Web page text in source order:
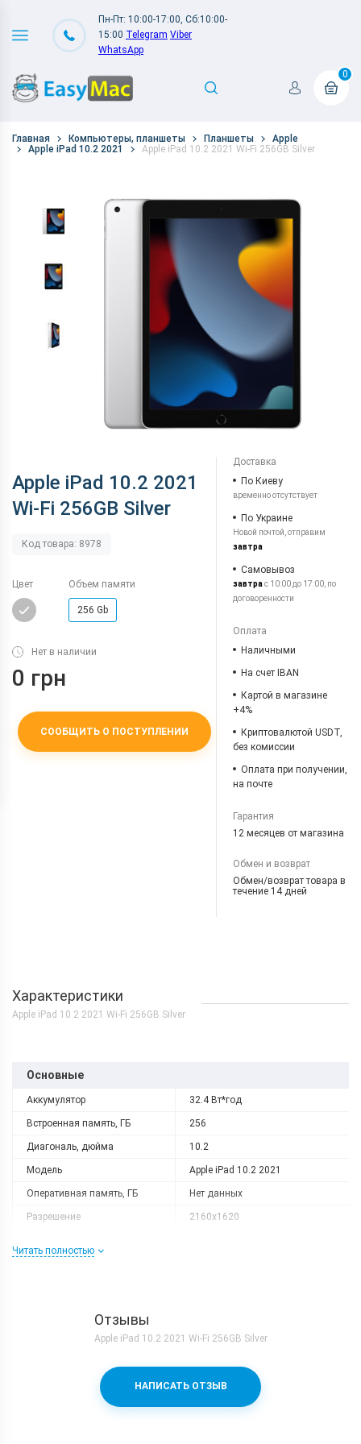
Пн-Пт: 10:00-17:00, Сб:10:00-
15:00 Telegram Viber
WhatsApp
0
Главная Компьютеры, планшеты Планшеты
Apple
Apple iPad 10.2 2021
Apple iPad 10.2 2021 Wi-Fi 256GB Silver
Apple iPad 10.2 2021
Wi-Fi 256GB Silver
Код товара: 8978
Цвет Объем памяти
256 Gb
Нет в наличии
0 грн
СООБЩИТЬ О ПОСТУПЛЕНИИ
Доставка
По Киеву
временно отсутствует
По Украине
Новой почтой, отправим
завтра
Самовывоз
завтрас 10:00 до 17:00, по
договоренности
Оплата
Наличными
На счет IBAN
Картой в магазине
+4%
Криптовалютой USDT,
без комиссии
Оплата при получении,
на почте
Гарантия
12 месяцев от магазина
Обмен и возврат
Обмен/возврат товара в
течение 14 дней
Характеристики
Apple iPad 10.2 2021 Wi-Fi 256GB Silver
Основные
Аккумулятор 32.4 Вт*год
Встроенная память, ГБ 256
Диагональ, дюйма 10.2
Модель Apple iPad 10.2 2021
Оперативная память, ГБ Нет данных
Разрешение 2160x1620
Количество ядер
Apple A13 Bionic
1080p 30fps
Читать полностью
Отзывы
Apple iPad 10.2 2021 Wi-Fi 256GB Silver
НАПИСАТЬ ОТЗЫВ